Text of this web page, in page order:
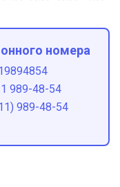
номера
989-48-54
989-48-54